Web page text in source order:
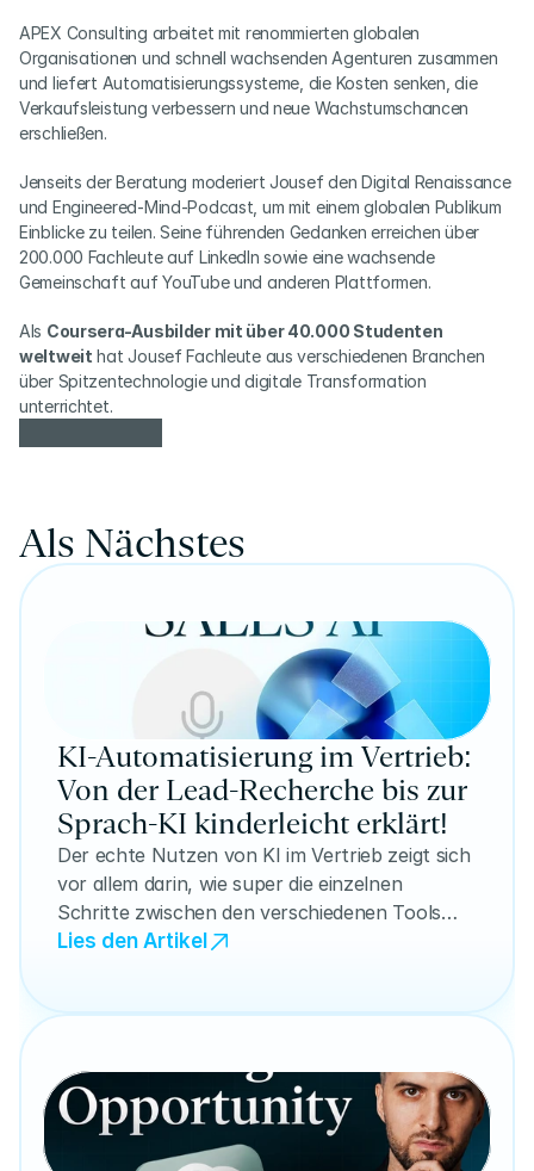
APEX Consulting arbeitet mit renommierten globalen
Organisationen und schnell wachsenden Agenturen zusammen
und liefert Automatisierungssysteme, die Kosten senken, die
Verkaufsleistung verbessern und neue Wachstumschancen
erschließen.
Jenseits der Beratung moderiert Jousef den Digital Renaissance
und Engineered-Mind-Podcast, um mit einem globalen Publikum
Einblicke zu teilen. Seine führenden Gedanken erreichen über
200.000 Fachleute auf LinkedIn sowie eine wachsende
Gemeinschaft auf YouTube und anderen Plattformen.
Als Coursera-Ausbilder mit über 40.000 Studenten
weltweit hat Jousef Fachleute aus verschiedenen Branchen
über Spitzentechnologie und digitale Transformation
unterrichtet.
Als Nächstes
KI-Automatisierung im Vertrieb:
Von der Lead-Recherche bis zur
Sprach-KI kinderleicht erklärt!
Der echte Nutzen von KI im Vertrieb zeigt sich
vor allem darin, wie super die einzelnen
Schritte zwischen den verschiedenen Tools
zusammenspielen! In diesem Artikel zeigen wir
Recherche funktioniert (die dir wertvolles
Hintergrundwissen statt nur Kontaktdaten
liefert), wie eine clevere Qualifizierung nach
Lies den Artikel